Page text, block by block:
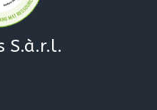
S.à.r.l.